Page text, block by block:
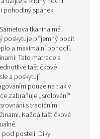
pohodlný spánek.
tkanina má
poskytuje příjemný pocit
a maximální pohodlí.
Tato matrace s
taštičkové
a poskytují
pouze na tlak v
zabraňuje „srolování“
s tradičními
Každá taštičková
postelí: Díky